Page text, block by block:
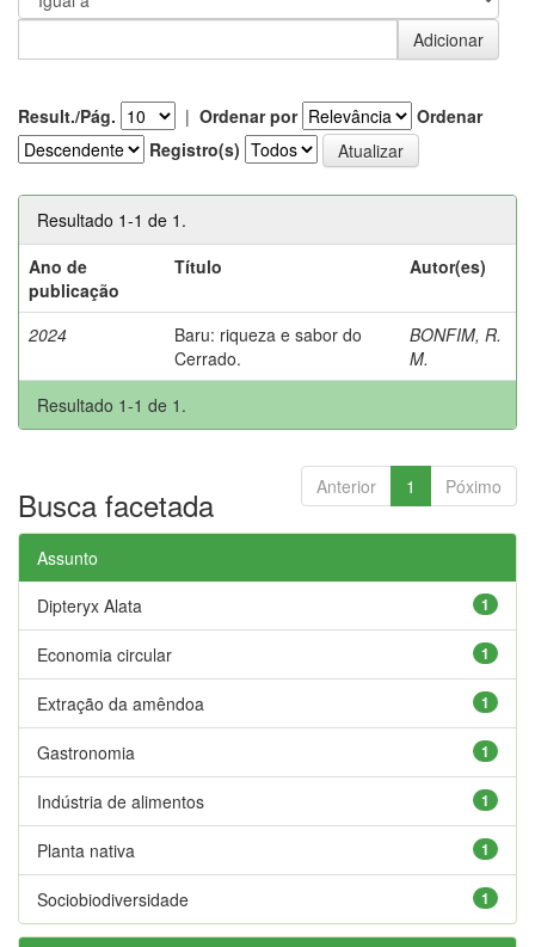
Result./Pág. | Ordenar por
Ordenar
Registro(s)
Resultado 1-1 de 1.
Ano de
publicação
Título Autor(es)
2024
Baru: riqueza e sabor do
Cerrado.
BONFIM, R.
M.
Resultado 1-1 de 1.
Anterior 1 Póximo
Busca facetada
Assunto
1
Dipteryx Alata
1
Economia circular
1
Extração da amêndoa
1
Gastronomia
1
Indústria de alimentos
1
Planta nativa
1
Sociobiodiversidade